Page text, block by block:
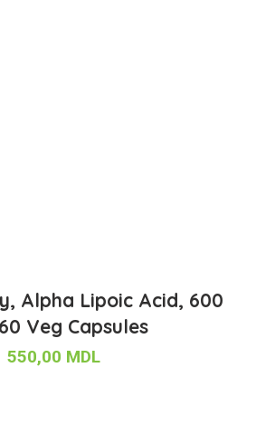
Alpha Lipoic Acid, 600
Veg Capsules
550,00 MDL